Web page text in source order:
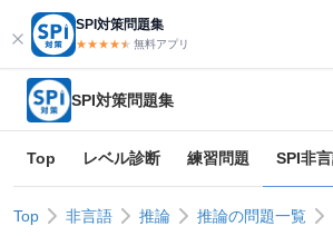
SPI対策問題集
★★★★★
★ 無料アプリ
SPI対策問題集
Top レベル診断 練習問題 SPI非
Top 非言語 推論 推論の問題一覧